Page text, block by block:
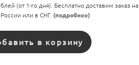
(от 1-го дня). Бесплатно доставим заказ на
или в СНГ. (подробнее)
в корзину